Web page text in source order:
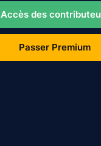
Accès des
Passer Premium